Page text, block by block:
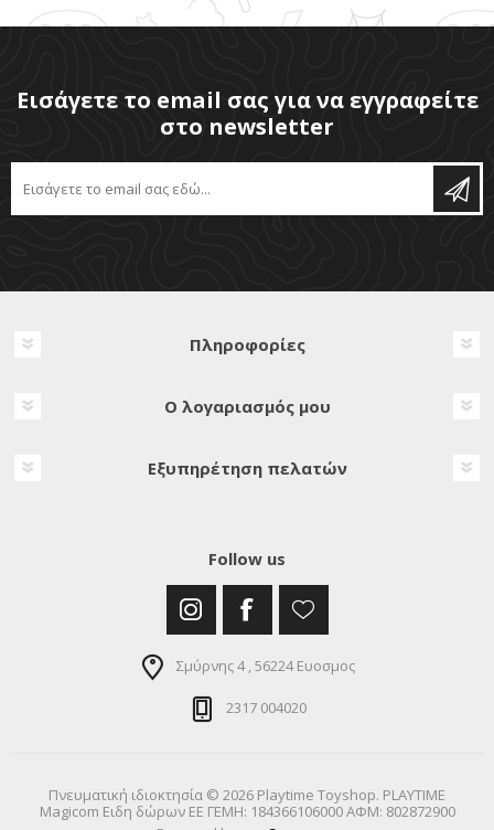
Εισάγετε το email σας για να εγγραφείτε
στο newsletter
Πληροφορίες
Ο λογαριασμός μου
Εξυπηρέτηση πελατών
Follow us
Σμύρνης 4 , 56224 Ευοσμος
2317 004020
Πνευματική ιδιοκτησία © 2026 Playtime Toyshop. PLAYTIME
Magicom Ειδη δώρων ΕΕ ΓΕΜΗ: 184366106000 ΑΦΜ: 802872900